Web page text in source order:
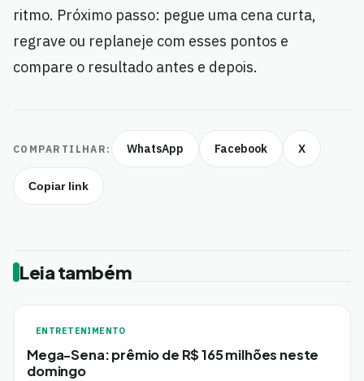
ritmo. Próximo passo: pegue uma cena curta,
regrave ou replaneje com esses pontos e
compare o resultado antes e depois.
COMPARTILHAR: WhatsApp Facebook X
Copiar link
Leia também
ENTRETENIMENTO
Mega-Sena: prêmio de R$ 165 milhões neste
domingo